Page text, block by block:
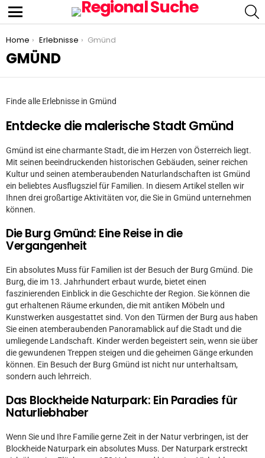
Menu
You are here:
Home Erlebnisse Gmünd
GMÜND
Finde alle Erlebnisse in Gmünd
Entdecke die malerische Stadt Gmünd
Gmünd ist eine charmante Stadt, die im Herzen von Österreich liegt.
Mit seinen beeindruckenden historischen Gebäuden, seiner reichen
Kultur und seinen atemberaubenden Naturlandschaften ist Gmünd
ein beliebtes Ausflugsziel für Familien. In diesem Artikel stellen wir
Ihnen drei großartige Aktivitäten vor, die Sie in Gmünd unternehmen
können.
Die Burg Gmünd: Eine Reise in die
Vergangenheit
Ein absolutes Muss für Familien ist der Besuch der Burg Gmünd. Die
Burg, die im 13. Jahrhundert erbaut wurde, bietet einen
faszinierenden Einblick in die Geschichte der Region. Sie können die
gut erhaltenen Räume erkunden, die mit antiken Möbeln und
Kunstwerken ausgestattet sind. Von den Türmen der Burg aus haben
Sie einen atemberaubenden Panoramablick auf die Stadt und die
umliegende Landschaft. Kinder werden begeistert sein, wenn sie über
die gewundenen Treppen steigen und die geheimen Gänge erkunden
können. Ein Besuch der Burg Gmünd ist nicht nur unterhaltsam,
sondern auch lehrreich.
Das Blockheide Naturpark: Ein Paradies für
Naturliebhaber
Wenn Sie und Ihre Familie gerne Zeit in der Natur verbringen, ist der
Blockheide Naturpark ein absolutes Muss. Der Naturpark erstreckt